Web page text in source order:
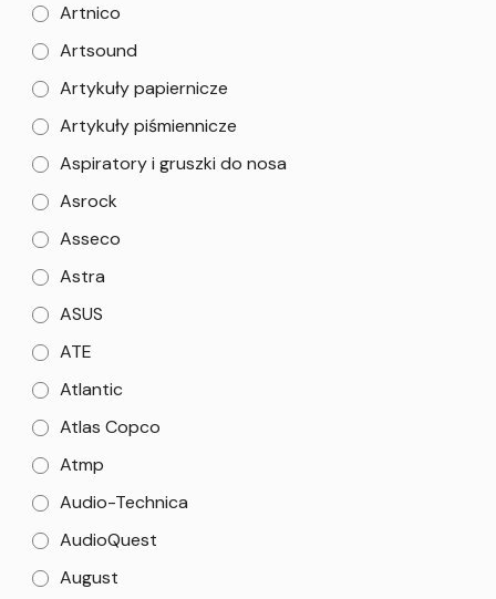
Artnico
Artsound
Artykuły papiernicze
Artykuły piśmiennicze
Aspiratory i gruszki do nosa
Asrock
Asseco
Astra
ASUS
ATE
Atlantic
Atlas Copco
Atmp
Audio-Technica
AudioQuest
August